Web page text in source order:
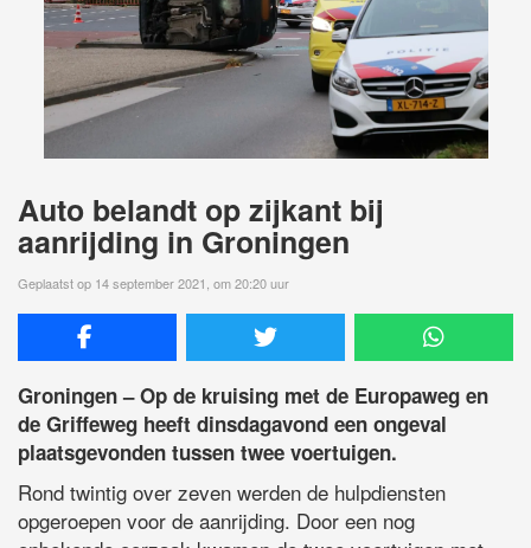
Auto belandt op zijkant bij
aanrijding in Groningen
Geplaatst op 14 september 2021, om 20:20 uur
Groningen – Op de kruising met de Europaweg en
de Griffeweg heeft dinsdagavond een ongeval
plaatsgevonden tussen twee voertuigen.
Rond twintig over zeven werden de hulpdiensten
opgeroepen voor de aanrijding. Door een nog